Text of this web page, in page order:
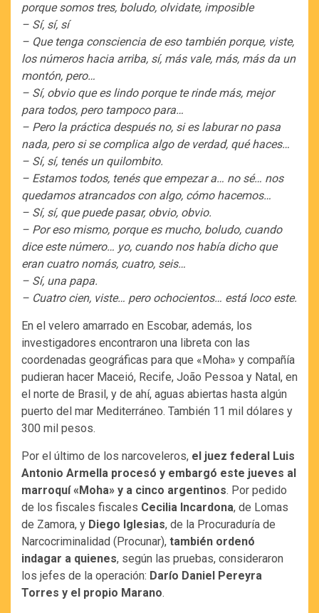
porque somos tres, boludo, olvidate, imposible
– Sí, sí, sí
– Que tenga consciencia de eso también porque, viste,
los números hacia arriba, sí, más vale, más, más da un
montón, pero…
– Sí, obvio que es lindo porque te rinde más, mejor
para todos, pero tampoco para…
– Pero la práctica después no, si es laburar no pasa
nada, pero si se complica algo de verdad, qué haces…
– Sí, sí, tenés un quilombito.
– Estamos todos, tenés que empezar a… no sé… nos
quedamos atrancados con algo, cómo hacemos…
– Sí, sí, que puede pasar, obvio, obvio.
– Por eso mismo, porque es mucho, boludo, cuando
dice este número… yo, cuando nos había dicho que
eran cuatro nomás, cuatro, seis…
– Sí, una papa.
– Cuatro cien, viste… pero ochocientos… está loco este.
En el velero amarrado en Escobar, además, los
investigadores encontraron una libreta con las
coordenadas geográficas para que «Moha» y compañía
pudieran hacer Maceió, Recife, João Pessoa y Natal, en
el norte de Brasil, y de ahí, aguas abiertas hasta algún
puerto del mar Mediterráneo. También 11 mil dólares y
300 mil pesos.
Por el último de los narcoveleros, el juez federal Luis
Antonio Armella procesó y embargó este jueves al
marroquí «Moha» y a cinco argentinos. Por pedido
de los fiscales fiscales Cecilia Incardona, de Lomas
de Zamora, y Diego Iglesias, de la Procuraduría de
Narcocriminalidad (Procunar), también ordenó
indagar a quienes, según las pruebas, consideraron
los jefes de la operación: Darío Daniel Pereyra
Torres y el propio Marano.